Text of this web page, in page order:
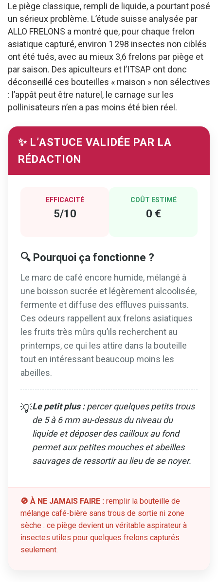
Le piège classique, rempli de liquide, a pourtant posé
un sérieux problème. L’étude suisse analysée par
ALLO FRELONS a montré que, pour chaque frelon
asiatique capturé, environ 1 298 insectes non ciblés
ont été tués, avec au mieux 3,6 frelons par piège et
par saison. Des apiculteurs et l’ITSAP ont donc
déconseillé ces bouteilles « maison » non sélectives
: l’appât peut être naturel, le carnage sur les
pollinisateurs n’en a pas moins été bien réel.
✨ L’ASTUCE VALIDÉE PAR LA
RÉDACTION
EFFICACITÉ
5/10
COÛT ESTIMÉ
0 €
🔍 Pourquoi ça fonctionne ?
Le marc de café encore humide, mélangé à
une boisson sucrée et légèrement alcoolisée,
fermente et diffuse des effluves puissants.
Ces odeurs rappellent aux frelons asiatiques
les fruits très mûrs qu’ils recherchent au
printemps, ce qui les attire dans la bouteille
tout en intéressant beaucoup moins les
abeilles.
💡Le petit plus :percer quelques petits trous
de 5 à 6 mm au-dessus du niveau du
liquide et déposer des cailloux au fond
permet aux petites mouches et abeilles
sauvages de ressortir au lieu de se noyer.
🚫 À NE JAMAIS FAIRE : remplir la bouteille de
mélange café-bière sans trous de sortie ni zone
sèche : ce piège devient un véritable aspirateur à
insectes utiles pour quelques frelons capturés
seulement.